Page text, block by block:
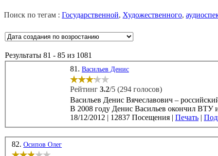
Поиск по тегам : Государственной, Художественного,
Результаты 81 - 85 из 1081
81. Васильев Денис
Рейтинг 3.2/5 (294 голосов)
Васильев Денис Вячеславович – российский актер театра и кино, родился 12
В 2008 году Денис Васильев окончил
18/12/2012 | 12837 Посещения | Печать |
82. Осипов Олег